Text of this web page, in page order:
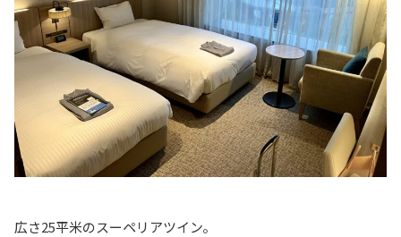
広さ25平米のスーペリアツイン。